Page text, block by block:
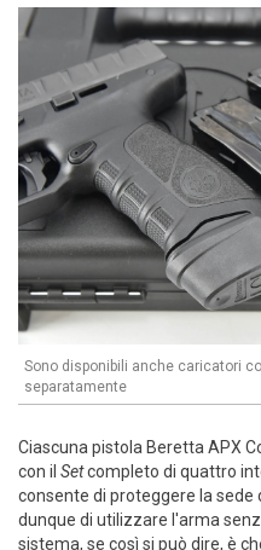
Sono disponibili anche caricatori
separatamente
Ciascuna pistola Beretta APX
con il Setcompleto di quattro
consente di proteggere la sede
dunque di utilizzare l'arma
sistema, se così si può dire, è